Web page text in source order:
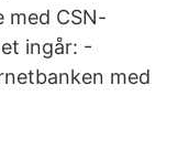
med CSN-
ingår: -
med